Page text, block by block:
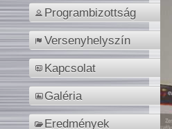
Programbizottság
Versenyhelyszín
Kapcsolat
Galéria
Eredmények